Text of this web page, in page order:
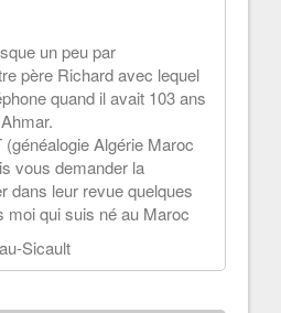
un peu par
père Richard avec lequel
quand il avait 103 ans
(généalogie Algérie Maroc
vous demander la
dans leur revue quelques
moi qui suis né au Maroc
Sicault